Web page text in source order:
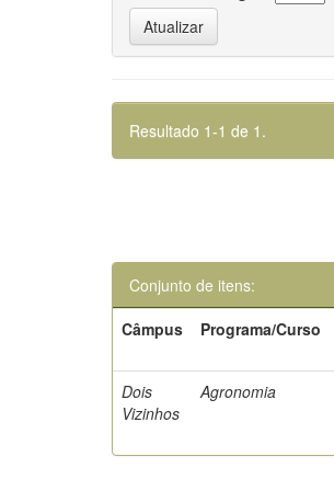
Resultado 1-1 de 1.
Conjunto de itens:
Câmpus
Programa/Curso
Dois
Vizinhos
Agronomia